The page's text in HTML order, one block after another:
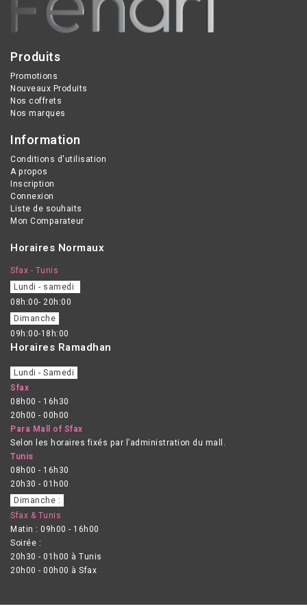
Référence : 02 medium
Produits
Promotions
Nouveaux Produits
Nos coffrets
Nos marques
Information
Conditions d'utilisation
A propos
Inscription
Connexion
Liste de souhaits
Mon Comparateur
Horaires Normaux
Sfax - Tunis
Lundi - samedi
08h:00- 20h:00
Dimanche
09h:00-18h:00
Horaires Ramadhan
Lundi - Samedi
Sfax
08h00 - 16h30
20h00 - 00h00
Para Mall of Sfax
Selon les horaires fixés par l’administration du mall.
Tunis
08h00 - 16h30
20h30 - 01h00
Dimanche :
Sfax & Tunis
Matin : 09h00 - 16h00
Soirée :
20h30 - 01h00 à Tunis
20h00 - 00h00 à Sfax